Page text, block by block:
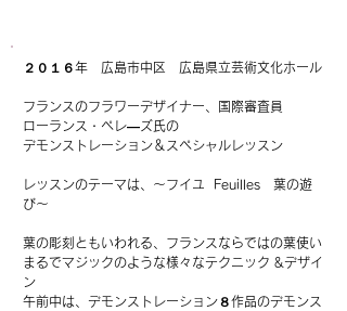
２０１６年 広島市中区 広島県立芸術文化ホール
フランスのフラワーデザイナー、国際審査員
ローランス・ペレ―ズ氏の
デモンストレーション＆スペシャルレッスン
レッスンのテーマは、～フイユ Feuilles 葉の遊
び～
葉の彫刻ともいわれる、フランスならではの葉使い
まるでマジックのような様々なテクニック &デザイ
ン
午前中は、 デモンストレーション８作品のデモンス